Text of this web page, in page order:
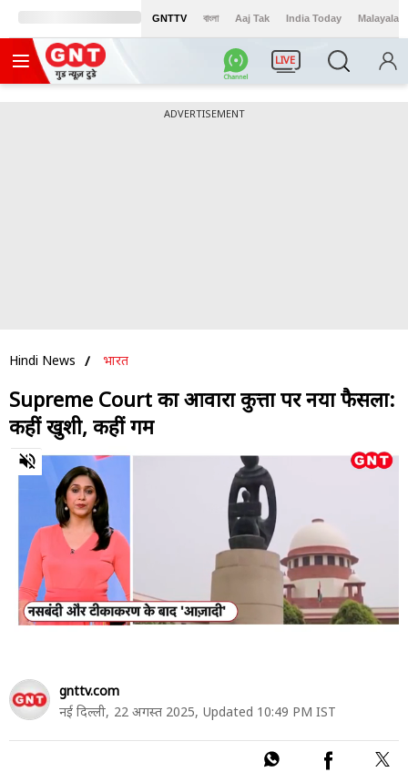
GNTTV বাংলা Aaj Tak India Today Malayalam
LIVE
ADVERTISEMENT
Hindi News भारत
Supreme Court का आवारा कुत्तों पर नया फैसला:
कहीं खुशी, कहीं गम
0
of
minutes,
seconds
gnttv.com
नई दिल्ली, 22 अगस्त 2025, Updated 10:49 PM IST